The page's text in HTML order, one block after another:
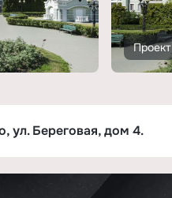
Проект
ул. Береговая, дом 4.